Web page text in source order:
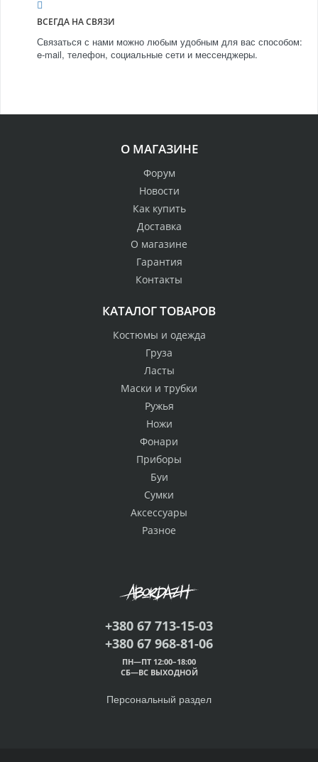
ВСЕГДА НА СВЯЗИ
Связаться с нами можно любым удобным для вас способом:
e-mail, телефон, социальные сети и мессенджеры.
О МАГАЗИНЕ
Форум
Новости
Как купить
Доставка
О магазине
Гарантия
Контакты
КАТАЛОГ ТОВАРОВ
Костюмы и одежда
Груза
Ласты
Маски и трубки
Ружья
Ножи
Фонари
Приборы
Буи
Сумки
Аксессуары
Разное
+380 67 713-15-03
+380 67 968-81-06
ПН—ПТ 12:00–18:00
СБ—ВС ВЫХОДНОЙ
Персональный раздел